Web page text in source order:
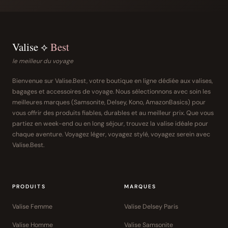
Valise ⟡ Best
le meilleur du voyage
Bienvenue sur Valise.Best, votre boutique en ligne dédiée aux valises,
bagages et accessoires de voyage. Nous sélectionnons avec soin les
meilleures marques (Samsonite, Delsey, Kono, AmazonBasics) pour
vous offrir des produits fiables, durables et au meilleur prix. Que vous
partiez en week-end ou en long séjour, trouvez la valise idéale pour
chaque aventure. Voyagez léger, voyagez stylé, voyagez serein avec
Valise.Best.
PRODUITS
Valise Femme
Valise Homme
MARQUES
Valise Delsey Paris
Valise Samsonite